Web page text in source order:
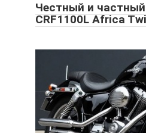
Честный и частный
CRF1100L Africa